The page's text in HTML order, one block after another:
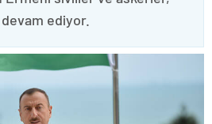
ediyor.